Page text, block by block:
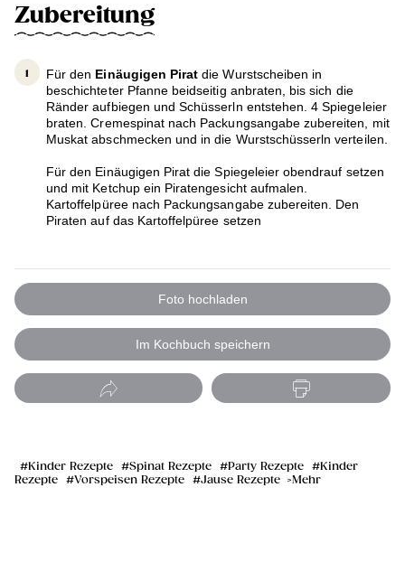
Zubereitung
Für den Einäugigen Piratdie Wurstscheiben in
beschichteter Pfanne beidseitig anbraten, bis sich die
Ränder aufbiegen und Schüsserln entstehen. 4 Spiegeleier
braten. Cremespinat nach Packungsangabe zubereiten, mit
Muskat abschmecken und in die Wurstschüsserln verteilen.
Für den Einäugigen Pirat die Spiegeleier obendrauf setzen
und mit Ketchup ein Piratengesicht aufmalen.
Kartoffelpüree nach Packungsangabe zubereiten. Den
Piraten auf das Kartoffelpüree setzen
Foto hochladen
Im Kochbuch speichern
Kinder Rezepte Spinat Rezepte Party Rezepte
Kinder
Rezepte
Vorspeisen Rezepte Jause Rezepte Mehr